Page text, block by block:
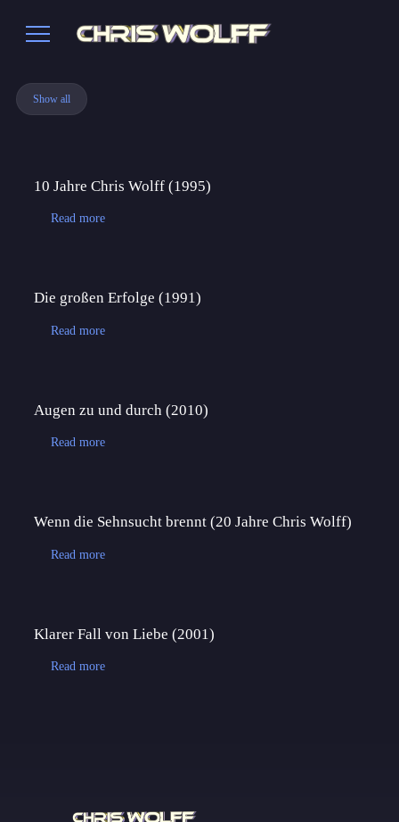
Show all
10 Jahre Chris Wolff (1995)
Read more
Die großen Erfolge (1991)
Read more
Augen zu und durch (2010)
Read more
Wenn die Sehnsucht brennt (20 Jahre Chris Wolff)
Read more
Klarer Fall von Liebe (2001)
Read more